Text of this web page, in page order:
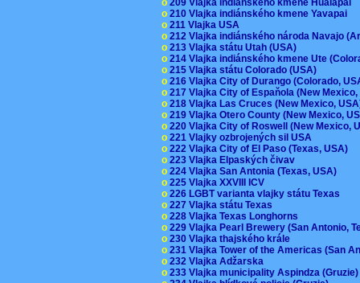
o 210 Vlajka indiánského kmene Yavapai
o 211 Vlajka USA
o 212 Vlajka indiánského národa Navajo
o 213 Vlajka státu Utah (USA)
o 214 Vlajka indiánského kmene Ute
o 215 Vlajka státu Colorado (USA)
o 216 Vlajka City of Durango (Colorado,
o 217 Vlajka City of Espaňola (New
o 218 Vlajka Las Cruces (New Mexico,
o 219 Vlajka Otero County (New Mexico,
o 220 Vlajka City of Roswell (New Mexico,
o 221 Vlajky ozbrojených sil USA
o 222 Vlajka City of El Paso (Texas, USA)
o 223 Vlajka Elpaských čivav
o 224 Vlajka San Antonia (Texas, USA)
o 225 Vlajka XXVIII ICV
o 226 LGBT varianta vlajky státu Texas
o 227 Vlajka státu Texas
o 228 Vlajka Texas Longhorns
o 229 Vlajka Pearl Brewery (San Antonio,
o 230 Vlajka thajského krále
o 231 Vlajka Tower of the Americas (San
o 232 Vlajka Adžarska
o 233 Vlajka municipality Aspindza